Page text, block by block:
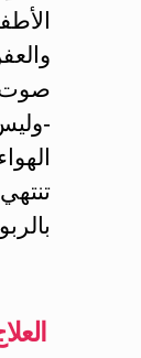
صوت
-